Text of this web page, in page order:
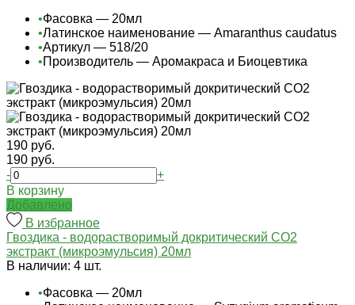
•Фасовка — 20мл
•Латинское наименование — Amaranthus caudatus
•Артикул — 518/20
•Производитель — Аромакраса и Биоцевтика
190 руб.
190 руб.
-
+
В корзину
Добавлено
В избранное
Гвоздика - водорастворимый докритический СО2
экстракт (микроэмульсия) 20мл
В наличии: 4 шт.
•Фасовка — 20мл